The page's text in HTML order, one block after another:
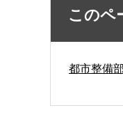
このペ
都市整備